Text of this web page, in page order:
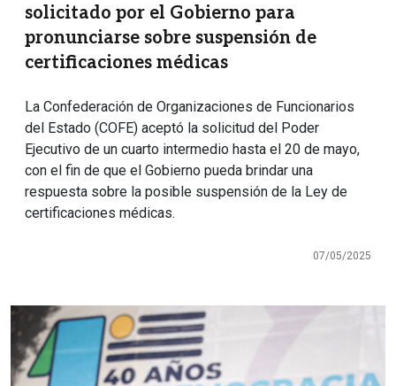
solicitado por el Gobierno para
pronunciarse sobre suspensión de
certificaciones médicas
La Confederación de Organizaciones de Funcionarios
del Estado (COFE) aceptó la solicitud del Poder
Ejecutivo de un cuarto intermedio hasta el 20 de mayo,
con el fin de que el Gobierno pueda brindar una
respuesta sobre la posible suspensión de la Ley de
certificaciones médicas.
07/05/2025
Imagen